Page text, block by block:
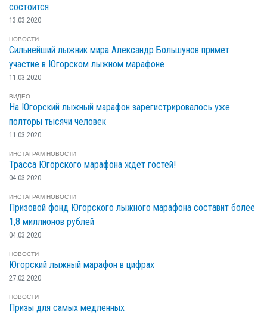
состоится
13.03.2020
НОВОСТИ
Сильнейший лыжник мира Александр Большунов примет
участие в Югорском лыжном марафоне
11.03.2020
ВИДЕО
На Югорский лыжный марафон зарегистрировалось уже
полторы тысячи человек
11.03.2020
ИНСТАГРАМ НОВОСТИ
Трасса Югорского марафона ждет гостей!
04.03.2020
ИНСТАГРАМ НОВОСТИ
Призовой фонд Югорского лыжного марафона составит более
1,8 миллионов рублей
04.03.2020
НОВОСТИ
Югорский лыжный марафон в цифрах
27.02.2020
НОВОСТИ
Призы для самых медленных